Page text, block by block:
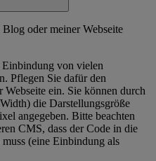
oder meiner Webseite
Einbindung von vielen
Pflegen Sie dafür den
ein. Sie können durch
die Darstellungsgröße
angegeben. Bitte beachten
CMS, dass der Code in die
(eine Einbindung als